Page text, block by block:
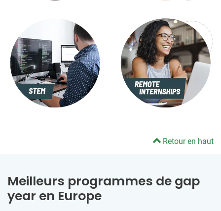
Retour en haut
Meilleurs programmes de gap
year en Europe